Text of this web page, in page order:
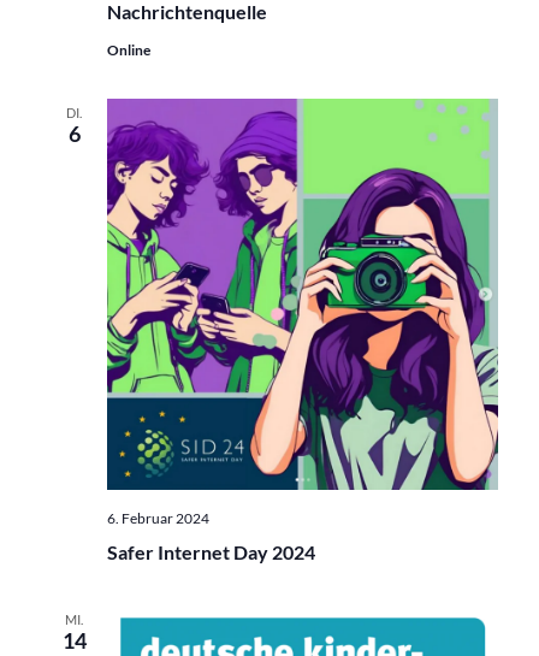
Nachrichtenquelle
Online
DI.
6
Safer Internet Day 2024
6. Februar 2024
MI.
14